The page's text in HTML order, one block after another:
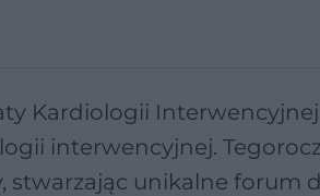
Kardiologii Interwencyjnej
interwencyjnej.
stwarzając unikalne forum